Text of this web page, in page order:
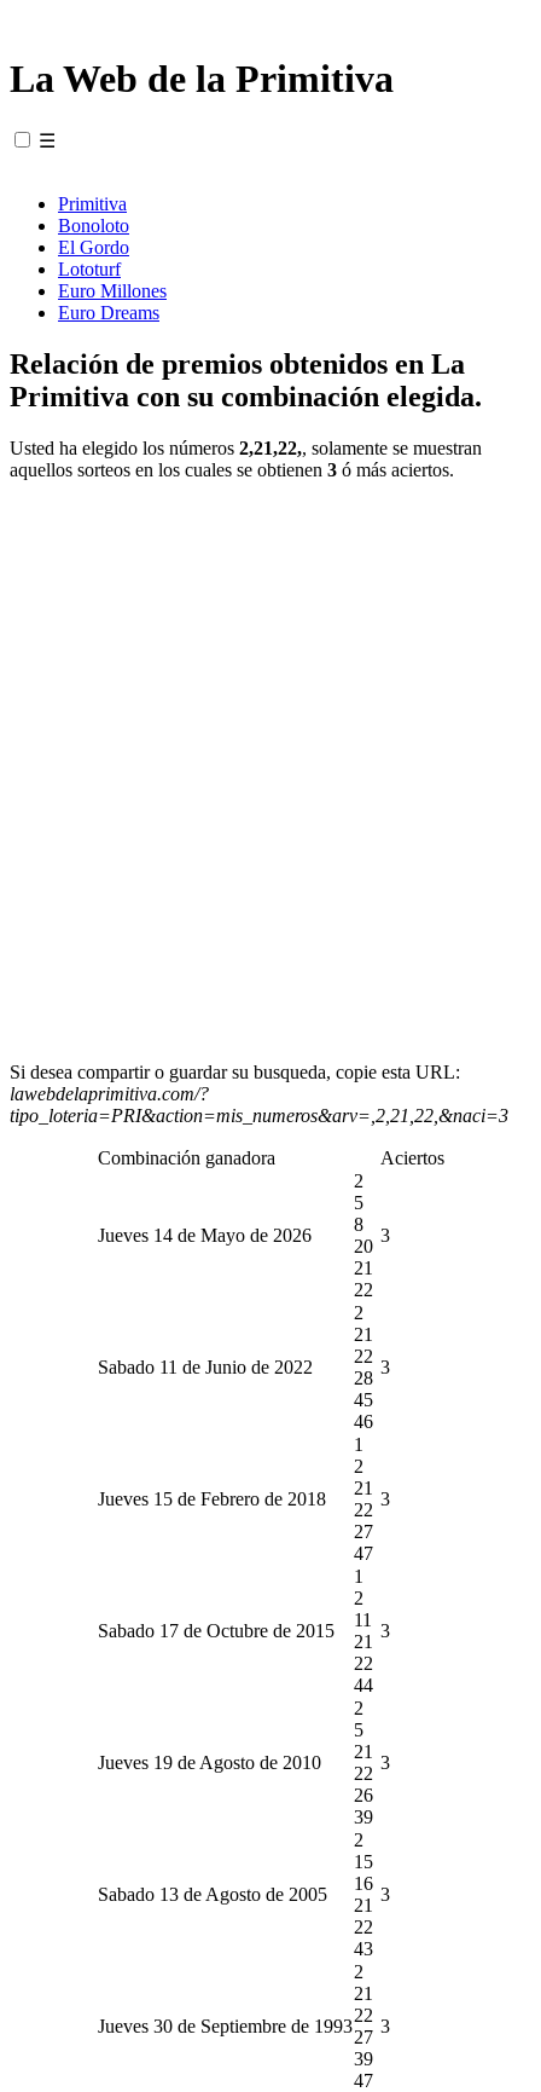
La Web de la Primitiva
☰
Primitiva
Bonoloto
El Gordo
Lototurf
Euro Millones
Euro Dreams
Relación de premios obtenidos en La
Primitiva con su combinación elegida.
Usted ha elegido los números 2,21,22,, solamente se muestran
aquellos sorteos en los cuales se obtienen 3 ó más aciertos.
Si desea compartir o guardar su busqueda, copie esta URL:
lawebdelaprimitiva.com/?
tipo_loteria=PRI&action=mis_numeros&arv=,2,21,22,&naci=3
Combinación ganadora Aciertos
Jueves 14 de Mayo de 2026
2
5
8
20
21
22
3
Sabado 11 de Junio de 2022
2
21
22
28
45
46
3
Jueves 15 de Febrero de 2018
1
2
21
22
27
47
3
Sabado 17 de Octubre de 2015
1
2
11
21
22
44
3
Jueves 19 de Agosto de 2010
2
5
21
22
26
39
3
Sabado 13 de Agosto de 2005
2
15
16
21
22
43
3
Jueves 30 de Septiembre de 1993
2
21
22
27
39
47
3